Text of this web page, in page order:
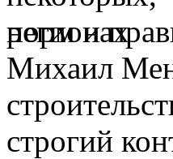
норм и
Михаил
строгий